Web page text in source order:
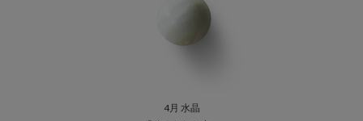
4月 水晶